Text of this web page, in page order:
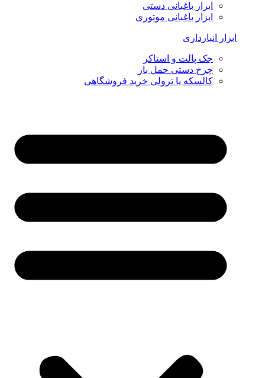
ابزار باغبانی دستی
ابزار باغبانی موتوری
ابزار انبارداری
جک پالت و استاکر
چرخ دستی حمل بار
کالسکه یا ترولی خرید فروشگاهی